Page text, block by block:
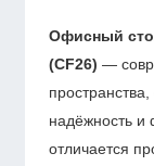
Офисный
(CF26) —
надёжность и
отличается